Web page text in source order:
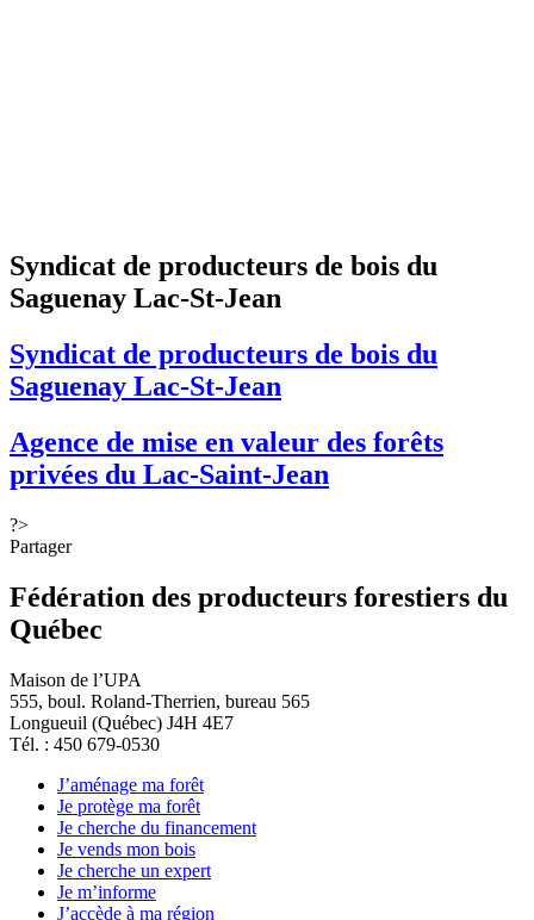
Syndicat de producteurs de bois du
Saguenay Lac-St-Jean
Syndicat de producteurs de bois du
Saguenay Lac-St-Jean
Agence de mise en valeur des forêts
privées du Lac-Saint-Jean
?>
Partager
Fédération des producteurs forestiers du
Québec
Maison de l’UPA
555, boul. Roland-Therrien, bureau 565
Longueuil (Québec) J4H 4E7
Tél. : 450 679-0530
J’aménage ma forêt
Je protège ma forêt
Je cherche du financement
Je vends mon bois
Je cherche un expert
Je m’informe
J’accède à ma région